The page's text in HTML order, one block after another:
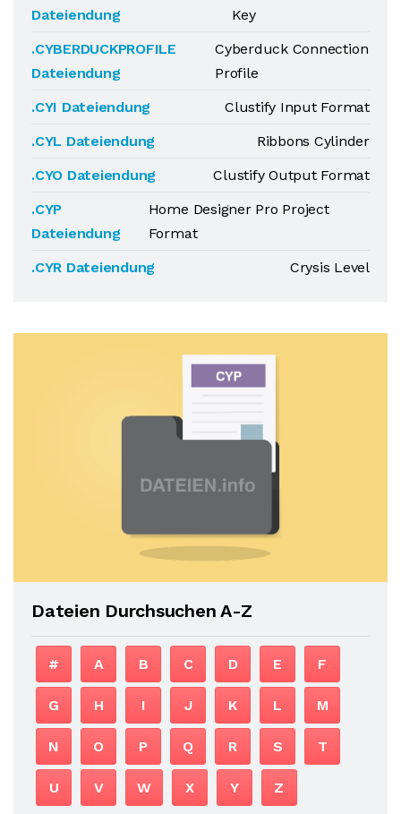
Dateiendung
Key
.CYBERDUCKPROFILE
Dateiendung
Cyberduck Connection
Profile
.CYI Dateiendung
Clustify Input Format
.CYL Dateiendung
Ribbons Cylinder
.CYO Dateiendung
Clustify Output Format
.CYP
Dateiendung
Home Designer Pro Project
Format
.CYR Dateiendung
Crysis Level
Dateien Durchsuchen A-Z
# A B C D E F
G H I J K L M
N O P Q R S T
U V W X Y Z